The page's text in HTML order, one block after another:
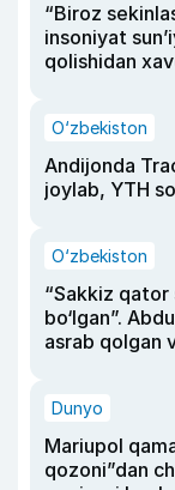
“Biroz
insoniyat
qolishidan
O‘zbekiston
Andijonda
joylab, YTH
O‘zbekiston
“Sakkiz qator
bo‘lgan”.
asrab qolgan
Dunyo
Mariupol
qozoni”dan